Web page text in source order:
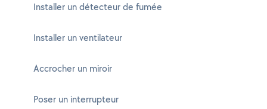
Installer un détecteur de fumée
Installer un ventilateur
Accrocher un miroir
Poser un interrupteur